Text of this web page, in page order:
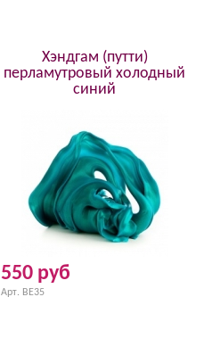
Хэндгам (путти)
перламутровый холодный
синий
550 руб
Арт. BE35